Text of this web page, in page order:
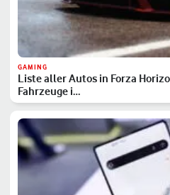
GAMING
Liste aller Autos in Forza
Fahrzeuge i…